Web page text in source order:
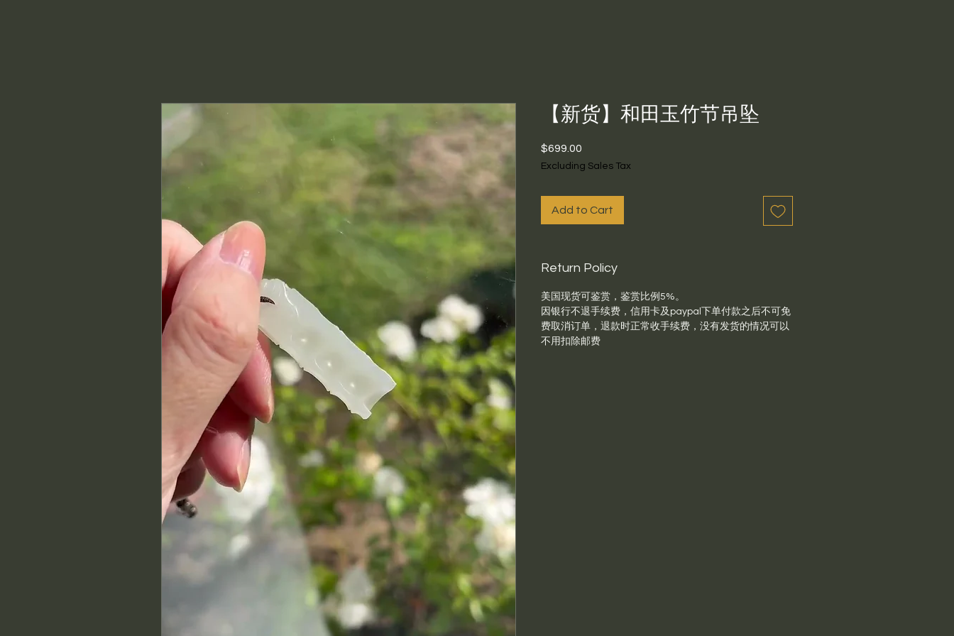
【新货】和田玉竹节吊坠
$699.00
Excluding Sales Tax
Add to Cart
Return Policy
美国现货可鉴赏，鉴赏比例5%。
因银行不退手续费，信用卡及paypal下单付款之后不可免
费取消订单，退款时正常收手续费，没有发货的情况可以
不用扣除邮费